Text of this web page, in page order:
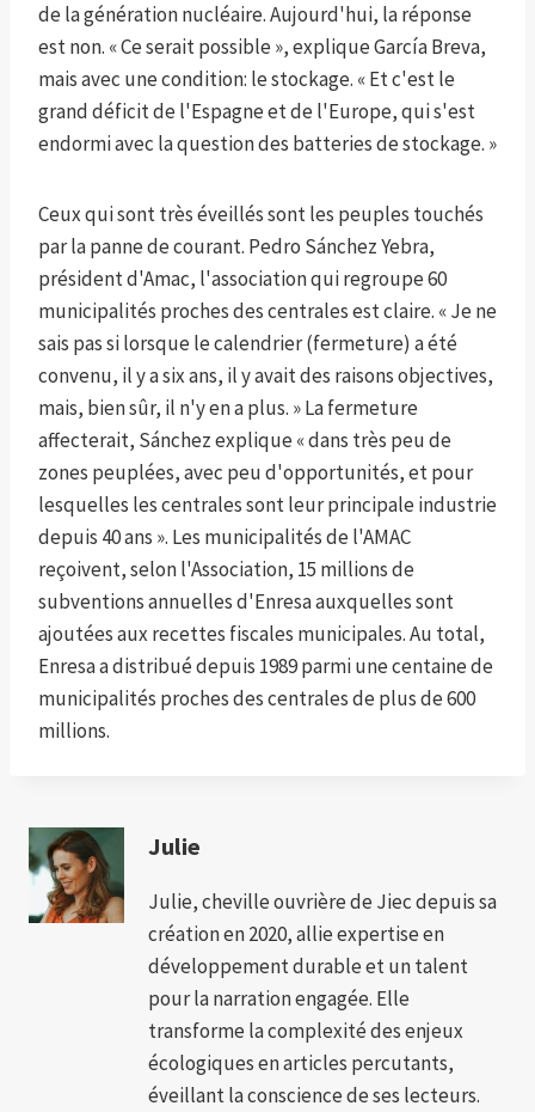
de la génération nucléaire. Aujourd'hui, la réponse
est non. « Ce serait possible », explique García Breva,
mais avec une condition: le stockage. « Et c'est le
grand déficit de l'Espagne et de l'Europe, qui s'est
endormi avec la question des batteries de stockage. »
Ceux qui sont très éveillés sont les peuples touchés
par la panne de courant. Pedro Sánchez Yebra,
président d'Amac, l'association qui regroupe 60
municipalités proches des centrales est claire. « Je ne
sais pas si lorsque le calendrier (fermeture) a été
convenu, il y a six ans, il y avait des raisons objectives,
mais, bien sûr, il n'y en a plus. » La fermeture
affecterait, Sánchez explique « dans très peu de
zones peuplées, avec peu d'opportunités, et pour
lesquelles les centrales sont leur principale industrie
depuis 40 ans ». Les municipalités de l'AMAC
reçoivent, selon l'Association, 15 millions de
subventions annuelles d'Enresa auxquelles sont
ajoutées aux recettes fiscales municipales. Au total,
Enresa a distribué depuis 1989 parmi une centaine de
municipalités proches des centrales de plus de 600
millions.
Julie
Julie, cheville ouvrière de Jiec depuis sa
création en 2020, allie expertise en
développement durable et un talent
pour la narration engagée. Elle
transforme la complexité des enjeux
écologiques en articles percutants,
éveillant la conscience de ses lecteurs.